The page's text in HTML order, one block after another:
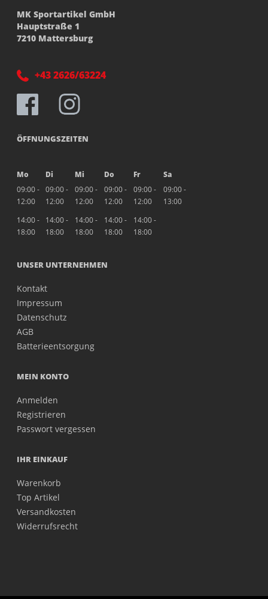
MK Sportartikel GmbH
Hauptstraße 1
7210 Mattersburg
+43 2626/63224
ÖFFNUNGSZEITEN
Mo Di Mi Do Fr
Sa
09:00 -
12:00
09:00 -
12:00
09:00 -
12:00
09:00 -
12:00
09:00 -
12:00
09:00 -
13:00
14:00 -
18:00
14:00 -
18:00
14:00 -
18:00
14:00 -
18:00
14:00 -
18:00
UNSER UNTERNEHMEN
Kontakt
Impressum
Datenschutz
AGB
Batterieentsorgung
MEIN KONTO
Anmelden
Registrieren
Passwort vergessen
IHR EINKAUF
Warenkorb
Top Artikel
Versandkosten
Widerrufsrecht